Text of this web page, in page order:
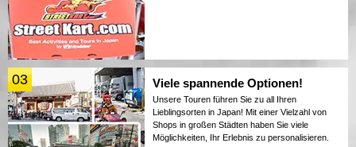
03 Viele spannende Optionen!
Unsere Touren führen Sie zu all Ihren
Lieblingsorten in Japan! Mit einer Vielzahl von
Shops in großen Städten haben Sie viele
Möglichkeiten, Ihr Erlebnis zu personalisieren.